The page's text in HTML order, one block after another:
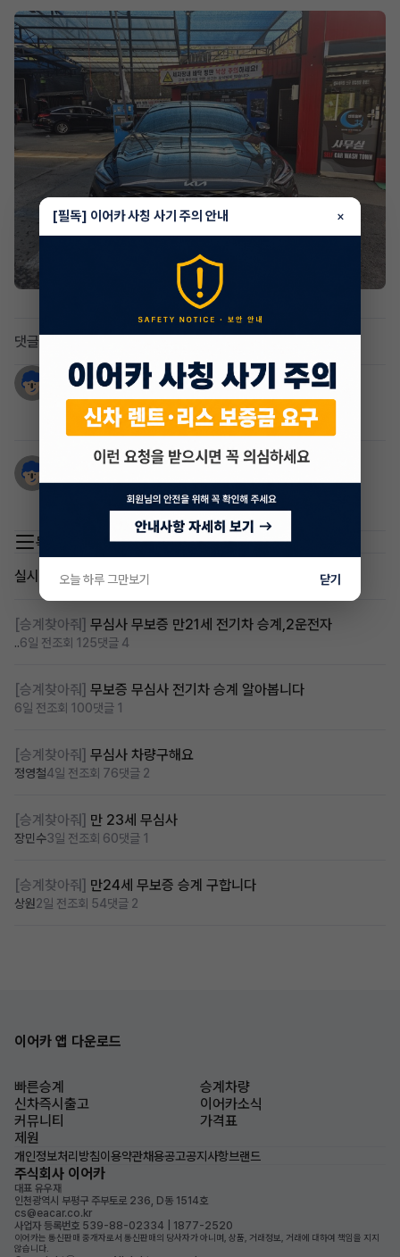
댓글 2
타페
1년 전
월98 잔여 31개월입니다.게시판에 글한번봐주세요
1년 전
523d 맞승계보실까요?
목록 이동
실시간 인기글
[승계찾아줘] 무심사 무보증 만21세 전기차 승계,2운전자
..6일 전조회 125댓글 4
[승계찾아줘] 무보증 무심사 전기차 승계 알아봅니다
6일 전조회 100댓글 1
[승계찾아줘] 무심사 차량구해요
정영철4일 전조회 76댓글 2
[승계찾아줘] 만 23세 무심사
장민수3일 전조회 60댓글 1
[승계찾아줘] 만24세 무보증 승계 구합니다
상원2일 전조회 54댓글 2
이어카 앱 다운로드
빠른승계
승계차량
신차즉시출고
이어카소식
커뮤니티
가격표
제원
개인정보처리방침이용약관채용공고공지사항브랜드
주식회사 이어카
대표 유우재
인천광역시 부평구 주부토로 236, D동 1514호
cs@eacar.co.kr
사업자 등록번호 539-88-02334 | 1877-2520
이어카는 통신판매 중개자로서 통신판매의 당사자가 아니며, 상품, 거래정보, 거래에 대하여 책임을 지지
않습니다.
[필독] 이어카 사칭 사기 주의 안내 ×
오늘 하루 그만보기 닫기